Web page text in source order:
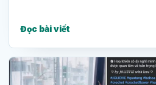
Đọc bài viết